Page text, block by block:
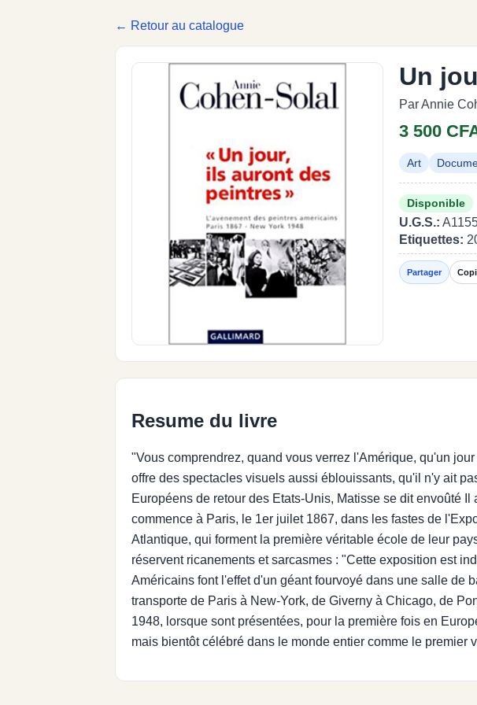
← Retour au catalogue
Un
Par Annie
3 500
Art
Disponible
U.G.S.:
Etiquettes:
Partager
Resume du livre
"Vous comprendrez, quand vous verrez l'Amérique, qu'un
offre des spectacles visuels aussi éblouissants, qu'il n'y ait
Européens de retour des Etats-Unis, Matisse se dit envoûté
commence à Paris, le 1er juilet 1867, dans les fastes de
Atlantique, qui forment la première véritable école de leur
réservent ricanements et sarcasmes : "Cette exposition est
Américains font l'effet d'un géant fourvoyé dans une salle de
transporte de Paris à New-York, de Giverny à Chicago, de
1948, lorsque sont présentées, pour la première fois en
mais bientôt célébré dans le monde entier comme le premier